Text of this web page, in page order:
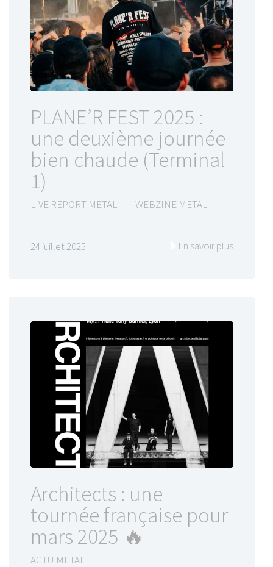
PLANE’R FEST 2025 :
une deuxième journée
bien chaude (Terminal
1)
LIVE REPORT METAL | WEBZINE METAL
24 juillet 2025 En savoir plus
Architects : une
tournée française pour
mars 2025 🔥
ACTU METAL